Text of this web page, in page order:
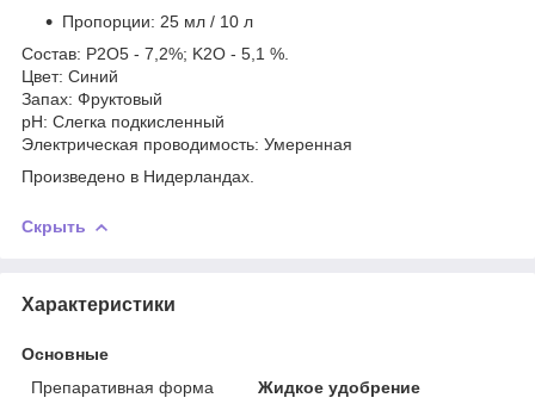
Пропорции: 25 мл / 10 л
Состав: P2O5 - 7,2%; K2O - 5,1 %.
Цвет: Cиний
Запах: Фруктовый
pH: Слегка подкисленный
Электрическая проводимость: Умеренная
Произведено в Нидерландах.
Скрыть
Характеристики
Основные
Препаративная форма
Жидкое удобрение